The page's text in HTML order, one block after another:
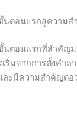
ตอนแรกสู่ความส
ตอนแรกที่สำคัญม
ริ่มจากการตั้งคำถ
ะมีความสำคัญต่อ